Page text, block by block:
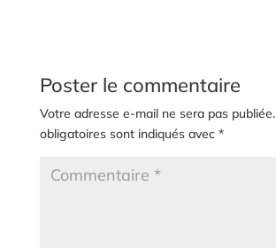
Poster le commentaire
Votre adresse e-mail ne sera pas publiée.
obligatoires sont indiqués avec *